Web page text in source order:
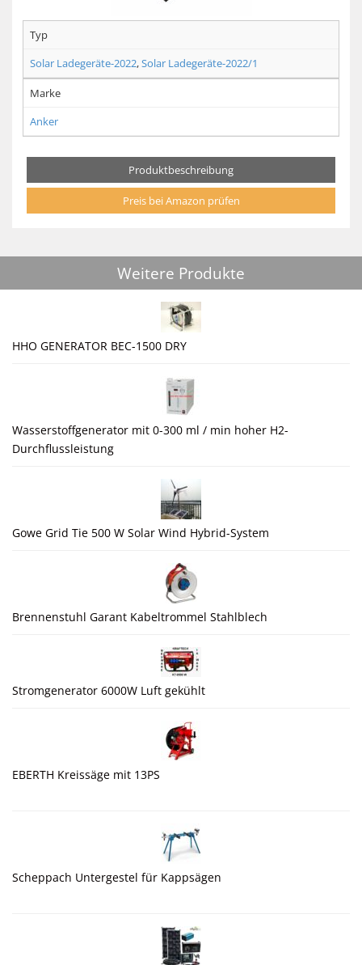
Typ
Solar Ladegeräte-2022,Solar Ladegeräte-2022/1
Marke
Anker
Produktbeschreibung
Preis bei Amazon prüfen
Weitere Produkte
HHO GENERATOR BEC-1500 DRY
Wasserstoffgenerator mit 0-300 ml / min hoher H2-
Durchflussleistung
Gowe Grid Tie 500 W Solar Wind Hybrid-System
Brennenstuhl Garant Kabeltrommel Stahlblech
Stromgenerator 6000W Luft gekühlt
EBERTH Kreissäge mit 13PS
Scheppach Untergestel für Kappsägen